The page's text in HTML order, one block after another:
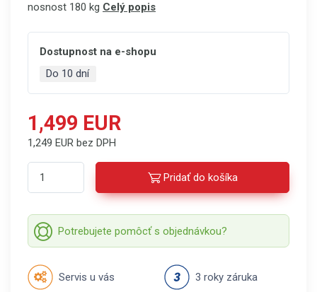
nosnost 180 kg Celý popis
Dostupnost na e-shopu
Do 10 dní
1,499 EUR
1,249 EUR bez DPH
Pridať do košíka
Potrebujete pomôcť s objednávkou?
Servis u vás 3 roky záruka